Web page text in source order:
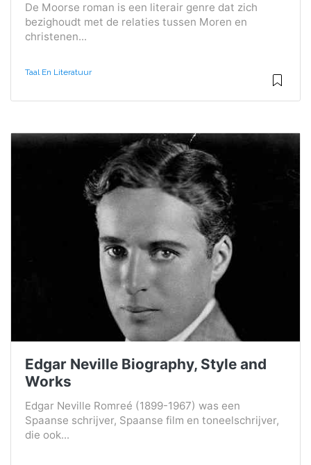
De Moorse roman is een literair genre dat zich
bezighoudt met de relaties tussen Moren en
christenen...
Taal En Literatuur
Edgar Neville Biography, Style and
Works
Edgar Neville Romreé (1899-1967) was een
Spaanse schrijver, Spaanse film en toneelschrijver,
die ook...